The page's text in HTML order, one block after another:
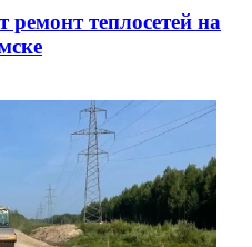
теплосетей на